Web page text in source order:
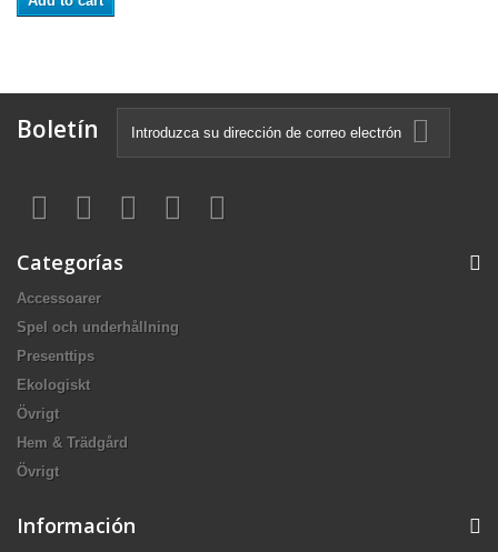
Boletín
Categorías
Accessoarer
Spel och underhållning
Presenttips
Ekologiskt
Övrigt
Hem & Trädgård
Övrigt
Información